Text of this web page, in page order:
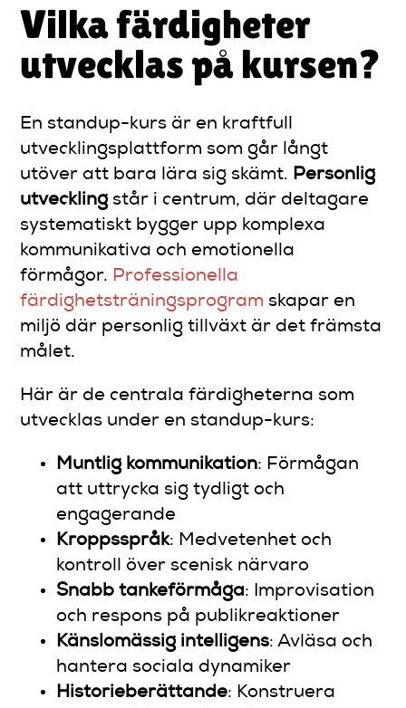
Vilka färdigheter
utvecklas på kursen?
En standup-kurs är en kraftfull
utvecklingsplattform som går långt
utöver att bara lära sig skämt. Personlig
utveckling står i centrum, där deltagare
systematiskt bygger upp komplexa
kommunikativa och emotionella
förmågor. Professionella
färdighetsträningsprogram skapar en
miljö där personlig tillväxt är det främsta
målet.
Här är de centrala färdigheterna som
utvecklas under en standup-kurs:
Muntlig kommunikation: Förmågan
att uttrycka sig tydligt och
engagerande
Kroppsspråk: Medvetenhet och
kontroll över scenisk närvaro
Snabb tankeförmåga: Improvisation
och respons på publikreaktioner
Känslomässig intelligens: Avläsa och
hantera sociala dynamiker
Historieberättande: Konstruera